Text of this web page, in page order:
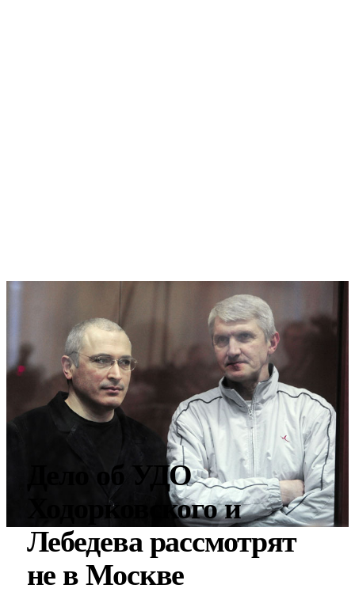
Дело об УДО
Ходорковского и
Лебедева рассмотрят
не в Москве